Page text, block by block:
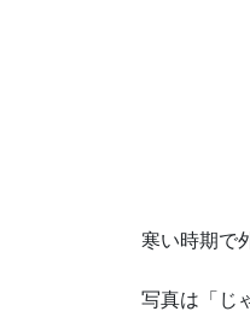
寒い時期で
写真は「じ